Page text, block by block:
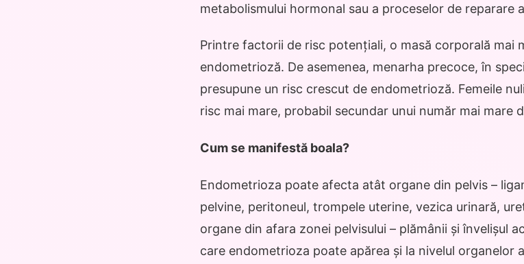
metabolismului hormonal sau a proceselor de reparare
Printre factorii de risc potențiali, o masă corporală mai
endometrioză. De asemenea, menarha precoce, în
presupune un risc crescut de endometrioză. Femeile
risc mai mare, probabil secundar unui număr mai mare
Cum se manifestă boala?
Endometrioza poate afecta atât organe din pelvis –
pelvine, peritoneul, trompele uterine, vezica urinară,
organe din afara zonei pelvisului – plămânii și învelișul
care endometrioza poate apărea și la nivelul organelor